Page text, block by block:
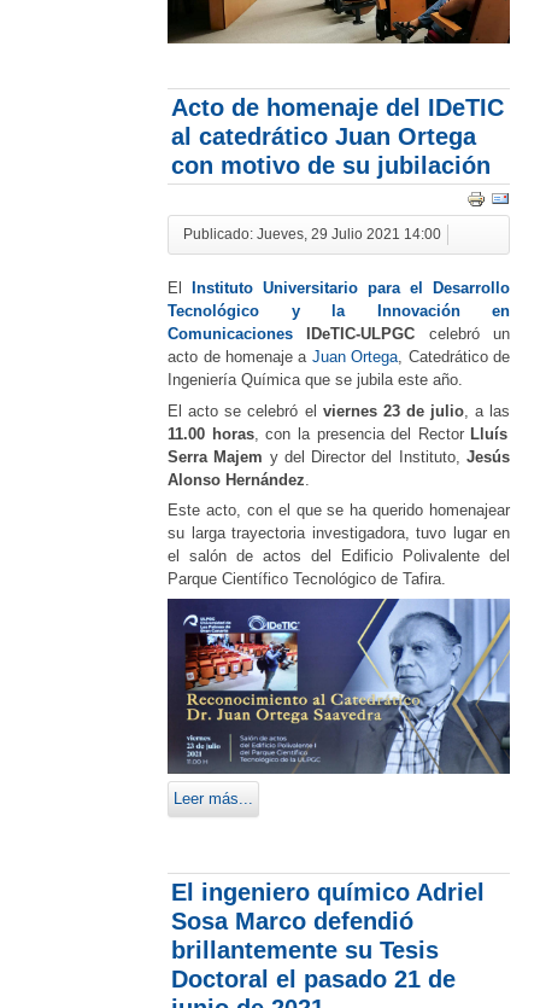
Acto de homenaje del IDeTIC
al catedrático Juan Ortega
con motivo de su jubilación
Publicado: Jueves, 29 Julio 2021 14:00
El
Instituto Universitario para el Desarrollo
Tecnológico y la Innovación en
Comunicaciones IDeTIC-ULPGC celebró un
acto de homenaje a Juan Ortega, Catedrático de
Ingeniería Química que se jubila este año.
El acto se celebró el viernes 23 de julio, a las
11.00 horas, con la presencia del Rector Lluís
Serra Majem y del Director del Instituto, Jesús
Alonso Hernández
Este acto, con el que se ha querido homenajear
su larga trayectoria investigadora, tuvo lugar en
el salón de actos del Edificio Polivalente del
Parque Científico Tecnológico de Tafira.
Leer más...
El ingeniero químico Adriel
Sosa Marco defendió
brillantemente su Tesis
Doctoral el pasado 21 de